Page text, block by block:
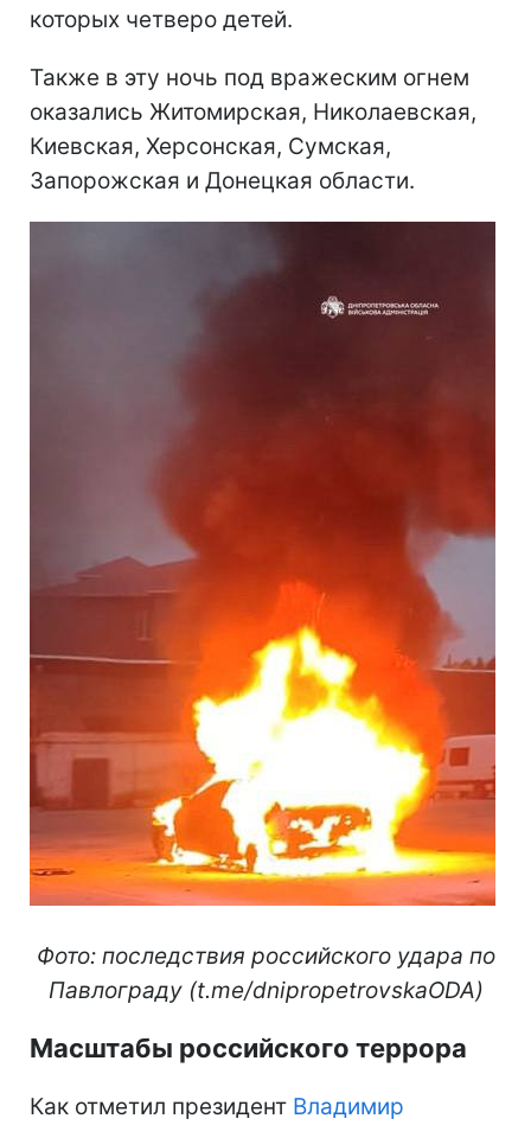
которых четверо детей.
Также в эту ночь под вражеским огнем
оказались Житомирская, Николаевская,
Киевская, Херсонская, Сумская,
Запорожская и Донецкая области.
Фото: последствия российского удара по
Павлограду (t.me/dnipropetrovskaODA)
Масштабы российского террора
Как отметил президент Владимир